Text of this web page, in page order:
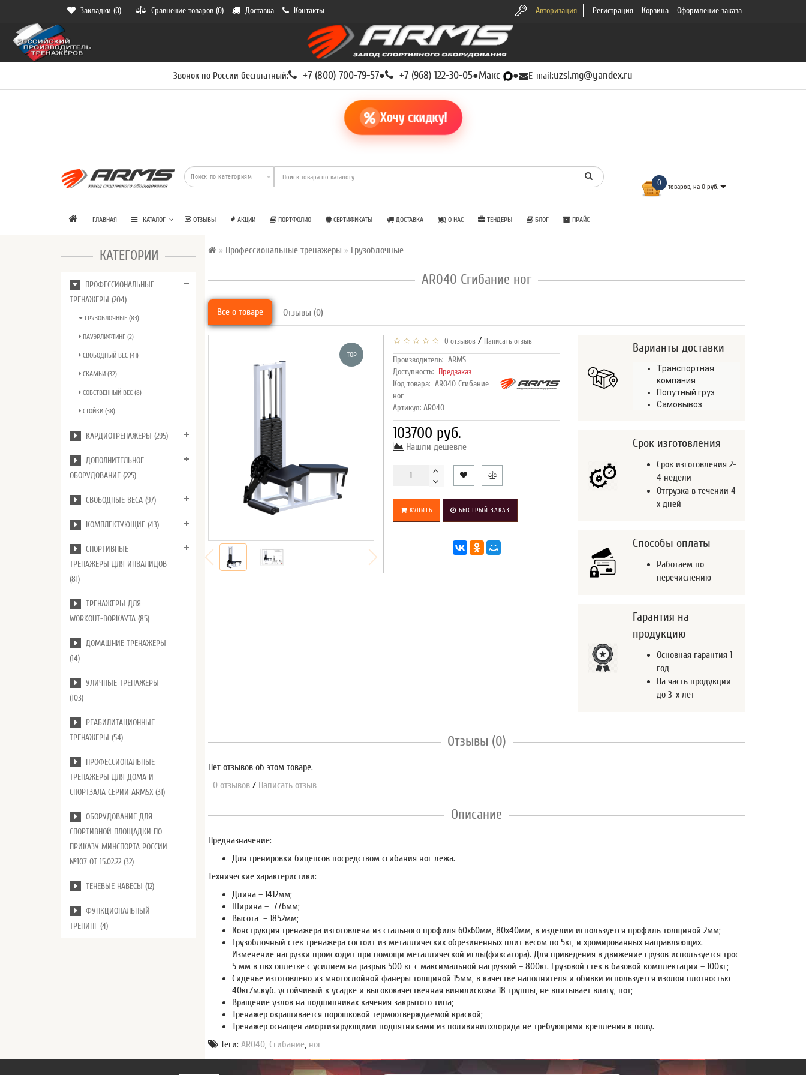
Закладки (0) Сравнение товаров (0) Доставка Контакты Авторизация Регистрация Корзина Оформление заказа
Звонок по России бесплатный: +7 (800) 700-79-57● +7 (968) 122-30-05●Макс ● E-mail:uzsi.mg@yandex.ru
Хочу скидку!
0 товаров, на 0 руб.
ГЛАВНАЯ КАТАЛОГ ОТЗЫВЫ АКЦИИ ПОРТФОЛИО СЕРТИФИКАТЫ ДОСТАВКА О НАС ТЕНДЕРЫ БЛОГ ПРАЙС
КАТЕГОРИИ
ПРОФЕССИОНАЛЬНЫЕ
ТРЕНАЖЕРЫ (204)
ГРУЗОБЛОЧНЫЕ (83)
ПАУЭРЛИФТИНГ (2)
СВОБОДНЫЙ ВЕС (41)
СКАМЬИ (32)
СОБСТВЕННЫЙ ВЕС (8)
СТОЙКИ (38)
КАРДИОТРЕНАЖЕРЫ (295)
ДОПОЛНИТЕЛЬНОЕ
ОБОРУДОВАНИЕ (225)
СВОБОДНЫЕ ВЕСА (97)
КОМПЛЕКТУЮЩИЕ (43)
СПОРТИВНЫЕ
ТРЕНАЖЕРЫ ДЛЯ ИНВАЛИДОВ
(81)
ТРЕНАЖЕРЫ ДЛЯ
WORKOUT-ВОРКАУТА (85)
ДОМАШНИЕ ТРЕНАЖЕРЫ
(14)
УЛИЧНЫЕ ТРЕНАЖЕРЫ
(103)
РЕАБИЛИТАЦИОННЫЕ
ТРЕНАЖЕРЫ (54)
ПРОФЕССИОНАЛЬНЫЕ
ТРЕНАЖЕРЫ ДЛЯ ДОМА И
СПОРТЗАЛА СЕРИИ ARMSX (31)
ОБОРУДОВАНИЕ ДЛЯ
СПОРТИВНОЙ ПЛОЩАДКИ ПО
ПРИКАЗУ МИНСПОРТА РОССИИ
№107 ОТ 15.02.22 (32)
ТЕНЕВЫЕ НАВЕСЫ (12)
ФУНКЦИОНАЛЬНЫЙ
ТРЕНИНГ (4)
Профессиональные тренажеры Грузоблочные
AR040 Сгибание ног
Все о товаре Отзывы (0)
TOP
0 отзывов / Написать отзыв
Производитель: ARMS
Доступность: Предзаказ
Код товара: AR040 Сгибание
ног
Артикул: AR040
103700 руб.
Нашли дешевле
КУПИТЬ БЫСТРЫЙ ЗАКАЗ
Варианты доставки
Транспортная
компания
Попутный груз
Самовывоз
Срок изготовления
Срок изготовления 2-
4 недели
Отгрузка в течении 4-
х дней
Способы оплаты
Работаем по
перечислению
Гарантия на
продукцию
Основная гарантия 1
год
На часть продукции
до 3-х лет
Отзывы (0)
Нет отзывов об этом товаре.
0 отзывов / Написать отзыв
Описание
Предназначение:
Для тренировки бицепсов посредством сгибания ног лежа.
Технические характеристики:
Длина – 1412мм;
Ширина – 776мм;
Высота – 1852мм;
Конструкция тренажера изготовлена из стального профиля 60х60мм, 80х40мм, в изделии используется профиль толщиной 2мм;
Грузоблочный стек тренажера состоит из металлических обрезиненных плит весом по 5кг, и хромированных направляющих.
Изменение нагрузки происходит при помощи металлической иглы(фиксатора). Для приведения в движение грузов используется трос
5 мм в пвх оплетке с усилием на разрыв 500 кг с максимальной нагрузкой – 800кг. Грузовой стек в базовой комплектации – 100кг;
Сиденье изготовлено из многослойной фанеры толщиной 15мм, в качестве наполнителя и обивки используется изолон плотностью
40кг/м.куб. устойчивый к усадке и высококачественная винилискожа 18 группы, не впитывает влагу, пот;
Вращение узлов на подшипниках качения закрытого типа;
Тренажер окрашивается порошковой термоотверждаемой краской;
Тренажер оснащен амортизирующими подпятниками из поливинилхлорида не требующими крепления к полу.
Теги:AR040, Сгибание, ног